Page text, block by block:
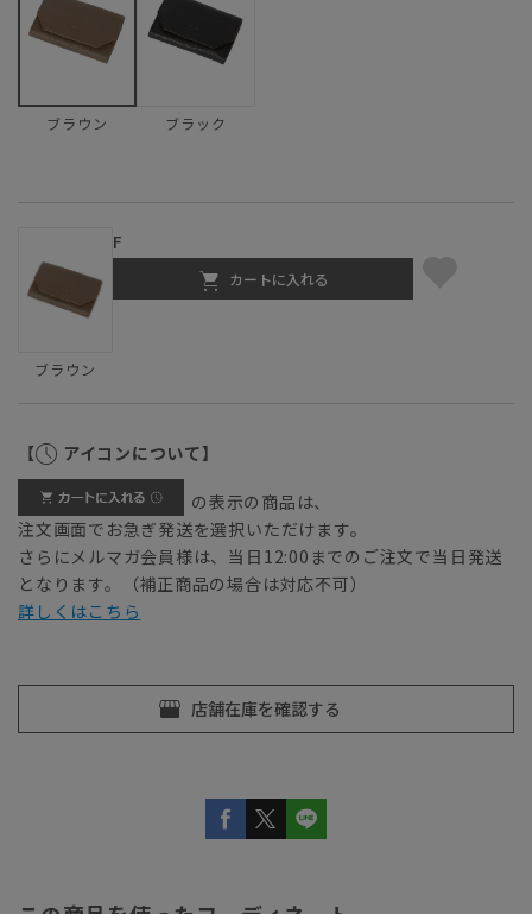
ブラウン ブラック
ブラウン
F
カートに入れる
【 アイコンについて】
の表示の商品は、
注文画面でお急ぎ発送を選択いただけます。
さらにメルマガ会員様は、当日12:00までのご注文で当日発送
となります。（補正商品の場合は対応不可）
詳しくはこちら